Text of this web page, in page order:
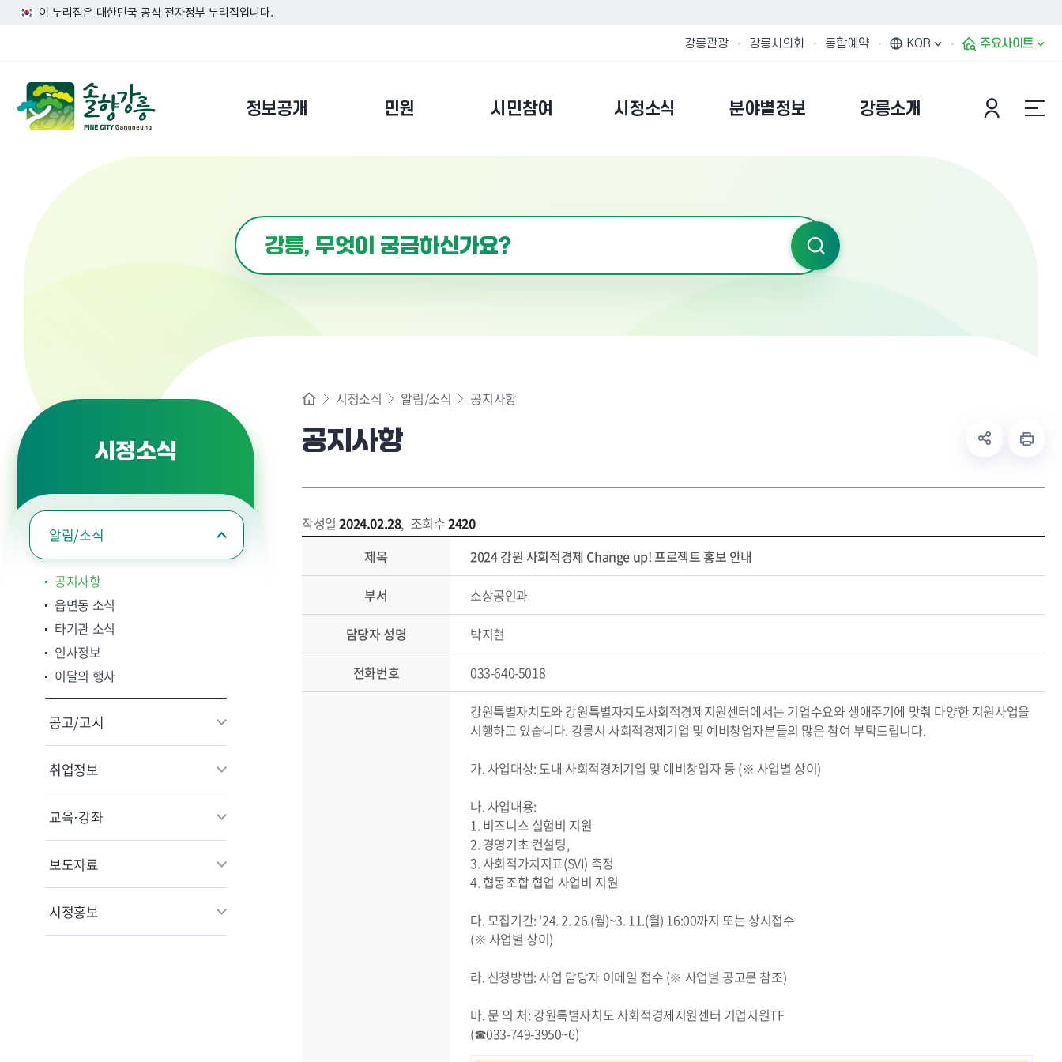
이 누리집은 대한민국 공식 전자정부 누리집입니다.
강릉관광 강릉시의회 통합예약 KOR 주요사이트
정보공개 민원 시민참여 시정소식 분야별정보 강릉소개
시정소식
알림/소식
공지사항
읍면동 소식
타기관 소식
인사정보
이달의 행사
공고/고시
취업정보
교육·강좌
보도자료
시정홍보
시정소식 알림/소식 공지사항
공지사항
작성일2024.02.28, 조회수2420
제목
2024 강원 사회적경제 Change up! 프로젝트 홍보 안내
부서 소상공인과
담당자 성명 박지현
전화번호 033-640-5018
강원특별자치도와 강원특별자치도사회적경제지원센터에서는 기업수요와 생애주기에 맞춰 다양한 지원사업을
시행하고 있습니다. 강릉시 사회적경제기업 및 예비창업자분들의 많은 참여 부탁드립니다.
가. 사업대상: 도내 사회적경제기업 및 예비창업자 등 (※ 사업별 상이)
나. 사업내용:
1. 비즈니스 실험비 지원
2. 경영기초 컨설팅,
3. 사회적가치지표(SVI) 측정
4. 협동조합 협업 사업비 지원
다. 모집기간: '24. 2. 26.(월)~3. 11.(월) 16:00까지 또는 상시접수
(※ 사업별 상이)
라. 신청방법: 사업 담당자 이메일 접수 (※ 사업별 공고문 참조)
마. 문 의 처: 강원특별자치도 사회적경제지원센터 기업지원TF
(☎033-749-3950~6)